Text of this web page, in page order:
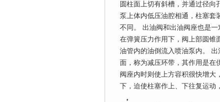
圆柱面上切有斜槽，并通过径
泵上体内低压油腔相通，柱塞套
不同。 出油阀和出油阀座也是
在弹簧压力作用下，阀上部圆锥
油管内的油倒流入喷油泵内。
面，称为减压环带，其作用是在
阀座内时则使上方容积很快增大
下，迫使柱塞作上、下往复运动
，